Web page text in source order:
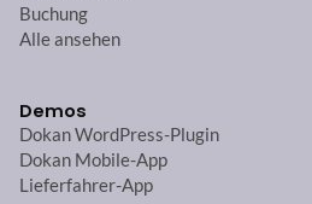
Buchung
Alle ansehen
Demos
Dokan WordPress-Plugin
Dokan Mobile-App
Lieferfahrer-App